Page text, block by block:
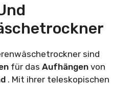
sind
für das Aufhängen von
. Mit ihrer teleskopischen